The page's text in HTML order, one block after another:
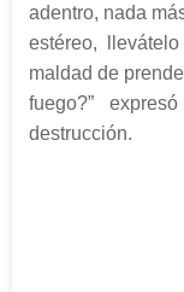
adentro, nada
estéreo,
maldad de
fuego?”
destrucción.